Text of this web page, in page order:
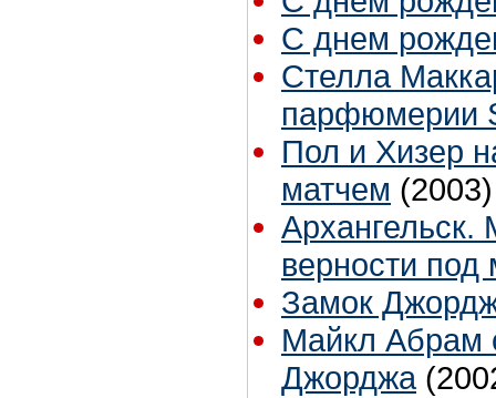
С днем
Стелла
парфюмерии
Пол и Хизер
матчем (2003)
верности под
Замок
Майкл Абрам
Джорджа